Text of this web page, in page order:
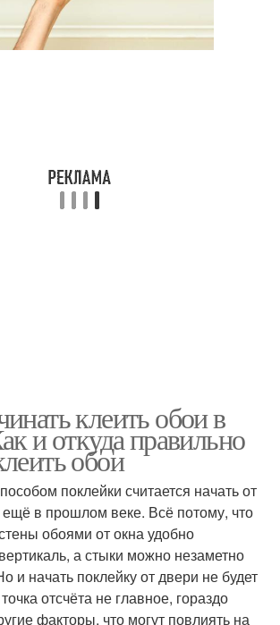
клеить обои в
и откуда правильно
обои
поклейки считается начать от
ещё в прошлом веке. Всё потому, что
обоями от окна удобно
а стыки можно незаметно
и начать поклейку от двери не будет
отсчёта не главное, гораздо
факторы, что могут повлиять на